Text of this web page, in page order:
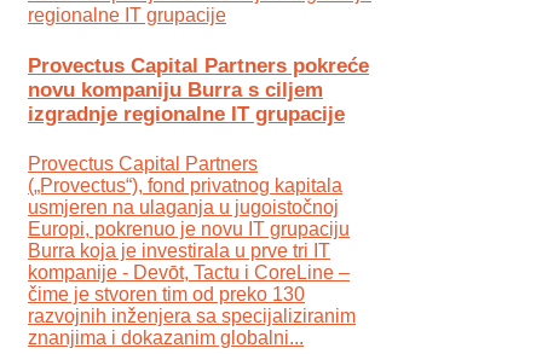
Provectus Capital Partners pokreće
novu kompaniju Burra s ciljem
izgradnje regionalne IT grupacije
Provectus Capital Partners
(„Provectus“), fond privatnog kapitala
usmjeren na ulaganja u jugoistočnoj
Europi, pokrenuo je novu IT grupaciju
Burra koja je investirala u prve tri IT
kompanije - Devōt, Tactu i CoreLine –
čime je stvoren tim od preko 130
razvojnih inženjera sa specijaliziranim
znanjima i dokazanim globalni...